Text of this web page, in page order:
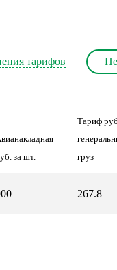
тарифов
за шт.
Тариф
груз
267.8